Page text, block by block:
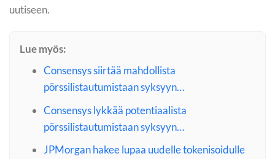
uutiseen.
Lue myös:
Consensys siirtää mahdollista
pörssilistautumistaan syksyyn…
Consensys lykkää potentiaalista
pörssilistautumistaan syksyyn…
JPMorgan hakee lupaa uudelle tokenisoidulle